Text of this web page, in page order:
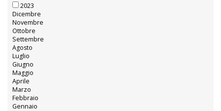
2023
Dicembre
Novembre
Ottobre
Settembre
Agosto
Luglio
Giugno
Maggio
Aprile
Marzo
Febbraio
Gennaio